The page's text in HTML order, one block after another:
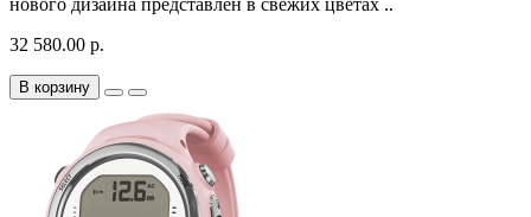
нового дизайна представлен в свежих цветах ..
32 580.00 р.
В корзину